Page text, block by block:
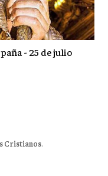
- 25 de julio
Cristianos.